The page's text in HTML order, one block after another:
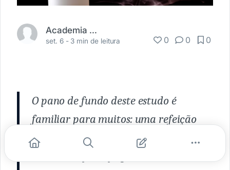
Academia Médica
set. 6 - 3 min de leitura 0 0 0
O pano de fundo deste estudo é
familiar para muitos: uma refeição
aconchegante à luz de velas ou um